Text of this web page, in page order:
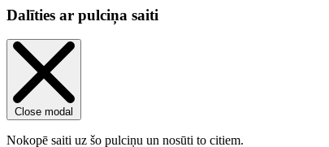
Dalīties ar pulciņa saiti
Close modal
Nokopē saiti uz šo pulciņu un nosūti to citiem.